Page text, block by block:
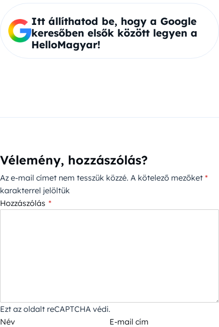
Itt állíthatod be, hogy a Google
keresőben elsők között legyen a
HelloMagyar!
Vélemény, hozzászólás?
Az e-mail címet nem tesszük közzé. A kötelező mezőket *
karakterrel jelöltük
Hozzászólás *
Ezt az oldalt reCAPTCHA védi.
Név
E-mail cím